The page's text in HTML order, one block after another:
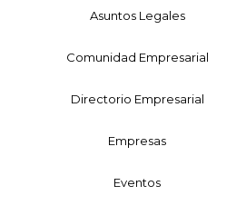
Asuntos Legales
Comunidad Empresarial
Directorio Empresarial
Empresas
Eventos